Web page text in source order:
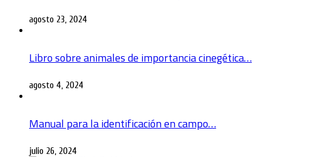
agosto 23, 2024
Libro sobre animales de importancia cinegética…
agosto 4, 2024
Manual para la identificación en campo…
julio 26, 2024